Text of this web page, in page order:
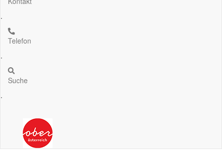
.
Telefon
.
Suche
.